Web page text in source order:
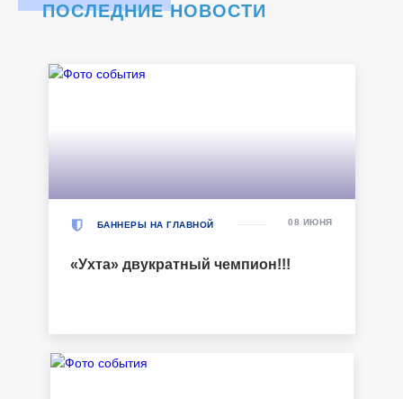
ПОСЛЕДНИЕ НОВОСТИ
БАННЕРЫ НА ГЛАВНОЙ
«Ухта» двукратный чемпион!!!
08 ИЮНЯ